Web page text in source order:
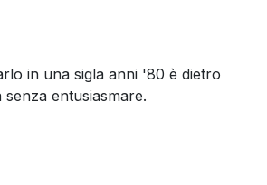
in una sigla anni '80 è dietro
entusiasmare.